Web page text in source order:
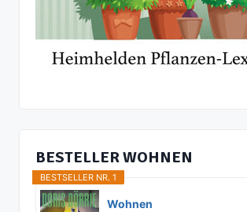
BESTELLER WOHNEN
BESTSELLER NR. 1
Wohnen